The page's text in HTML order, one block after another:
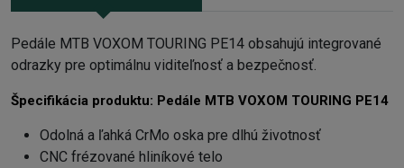
Pedále MTB VOXOM TOURING PE14 obsahujú integrované
odrazky pre optimálnu viditeľnosť a bezpečnosť.
Špecifikácia produktu: Pedále MTB VOXOM TOURING PE14
Odolná a ľahká CrMo oska pre dlhú životnosť
CNC frézované hliníkové telo